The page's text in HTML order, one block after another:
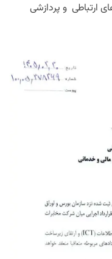
ارتباطی و پردازشی